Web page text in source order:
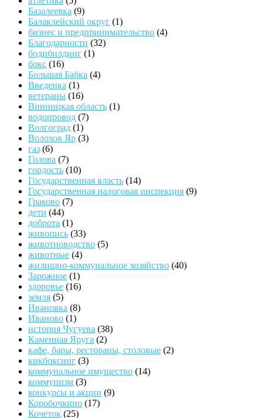
Базалеевка (9)
Балаклейский округ (1)
бизнес и предпринимательство (4)
Благодарности (32)
бодибилдинг (1)
бокс (16)
Большая Бабка (4)
Введенка (1)
ветераны (16)
Винницкая область (1)
водопровод (7)
Волгоград (1)
Волохов Яр (3)
газ (6)
Голова (7)
гордость (10)
Государственная власть (14)
Государственная налоговая инспекция (9)
Граково (7)
дети (44)
доброта (1)
живопись (33)
животноводство (5)
животные (4)
жилищно-коммунальное хозяйство (40)
Зарожное (1)
здоровье (16)
земля (5)
Ивановка (8)
Иваново (1)
история Чугуева (38)
Каменная Яруга (2)
кафе, бары, рестораны, столовые (2)
кикбоксинг (3)
коммунальное имущество (14)
коммунизм (3)
конкурсы и акции (9)
Коробочкино (17)
Кочеток (25)